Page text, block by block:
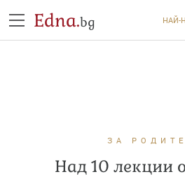
Edna.bg НАЙ-
ЗА
Над 10 лекции